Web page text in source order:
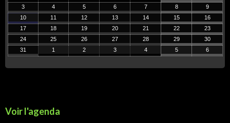
3
4 5 6 7 8
9
10
11 12 13 14 15
16
17
18 19 20 21 22
23
24
25 26 27 28 29
30
31
1 2 3 4 5 6
Voir l'agenda